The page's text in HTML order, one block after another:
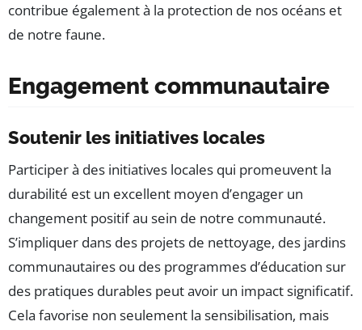
contribue également à la protection de nos océans et
de notre faune.
Engagement communautaire
Soutenir les initiatives locales
Participer à des initiatives locales qui promeuvent la
durabilité est un excellent moyen d’engager un
changement positif au sein de notre communauté.
S’impliquer dans des projets de nettoyage, des jardins
communautaires ou des programmes d’éducation sur
des pratiques durables peut avoir un impact significatif.
Cela favorise non seulement la sensibilisation, mais